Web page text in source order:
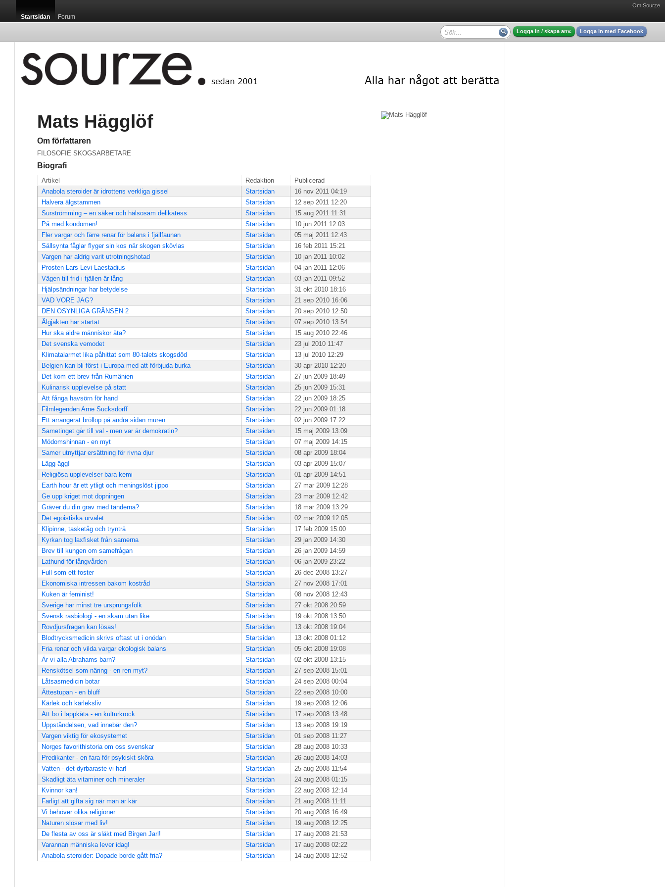
Om Sourze
Startsidan Forum
Logga in / skapa anv. Logga in med Facebook
Mats Hägglöf
Om författaren
FILOSOFIE SKOGSARBETARE
Biografi
Artikel Redaktion
Publicerad
Anabola steroider är idrottens verkliga gissel
Startsidan
16 nov 2011 04:19
Halvera älgstammen
Startsidan
12 sep 2011 12:20
Surströmming – en säker och hälsosam delikatess
Startsidan
15 aug 2011 11:31
På med kondomen!
Startsidan
10 jun 2011 12:03
Fler vargar och färre renar för balans i fjällfaunan
Startsidan
05 maj 2011 12:43
Sällsynta fåglar flyger sin kos när skogen skövlas
Startsidan
16 feb 2011 15:21
Vargen har aldrig varit utrotningshotad
Startsidan
10 jan 2011 10:02
Prosten Lars Levi Laestadius
Startsidan
04 jan 2011 12:06
Vägen till frid i fjällen är lång
Startsidan
03 jan 2011 09:52
Hjälpsändningar har betydelse
Startsidan
31 okt 2010 18:16
VAD VORE JAG?
Startsidan
21 sep 2010 16:06
DEN OSYNLIGA GRÄNSEN 2
Startsidan
20 sep 2010 12:50
Älgjakten har startat
Startsidan
07 sep 2010 13:54
Hur ska äldre människor äta?
Startsidan
15 aug 2010 22:46
Det svenska vemodet
Startsidan
23 jul 2010 11:47
Klimatalarmet lika påhittat som 80-talets skogsdöd
Startsidan
13 jul 2010 12:29
Belgien kan bli först i Europa med att förbjuda burka
Startsidan
30 apr 2010 12:20
Det kom ett brev från Rumänien
Startsidan
27 jun 2009 18:49
Kulinarisk upplevelse på statt
Startsidan
25 jun 2009 15:31
Att fånga havsörn för hand
Startsidan
22 jun 2009 18:25
Filmlegenden Arne Sucksdorff
Startsidan
22 jun 2009 01:18
Ett arrangerat bröllop på andra sidan muren
Startsidan
02 jun 2009 17:22
Sametinget går till val - men var är demokratin?
Startsidan
15 maj 2009 13:09
Mödomshinnan - en myt
Startsidan
07 maj 2009 14:15
Samer utnyttjar ersättning för rivna djur
Startsidan
08 apr 2009 18:04
Lägg ägg!
Startsidan
03 apr 2009 15:07
Religiösa upplevelser bara kemi
Startsidan
01 apr 2009 14:51
Earth hour är ett ytligt och meningslöst jippo
Startsidan
27 mar 2009 12:28
Ge upp kriget mot dopningen
Startsidan
23 mar 2009 12:42
Gräver du din grav med tänderna?
Startsidan
18 mar 2009 13:29
Det egoistiska urvalet
Startsidan
02 mar 2009 12:05
Klipinne, tasketåg och trynträ
Startsidan
17 feb 2009 15:00
Kyrkan tog laxfisket från samerna
Startsidan
29 jan 2009 14:30
Brev till kungen om samefrågan
Startsidan
26 jan 2009 14:59
Lathund för långvården
Startsidan
06 jan 2009 23:22
Full som ett foster
Startsidan
26 dec 2008 13:27
Ekonomiska intressen bakom kostråd
Startsidan
27 nov 2008 17:01
Kuken är feminist!
Startsidan
08 nov 2008 12:43
Sverige har minst tre ursprungsfolk
Startsidan
27 okt 2008 20:59
Svensk rasbiologi - en skam utan like
Startsidan
19 okt 2008 13:50
Rovdjursfrågan kan lösas!
Startsidan
13 okt 2008 19:04
Blodtrycksmedicin skrivs oftast ut i onödan
Startsidan
13 okt 2008 01:12
Fria renar och vilda vargar ekologisk balans
Startsidan
05 okt 2008 19:08
Är vi alla Abrahams barn?
Startsidan
02 okt 2008 13:15
Renskötsel som näring - en ren myt?
Startsidan
27 sep 2008 15:01
Låtsasmedicin botar
Startsidan
24 sep 2008 00:04
Ättestupan - en bluff
Startsidan
22 sep 2008 10:00
Kärlek och kärleksliv
Startsidan
19 sep 2008 12:06
Att bo i lappkåta - en kulturkrock
Startsidan
17 sep 2008 13:48
Uppståndelsen, vad innebär den?
Startsidan
13 sep 2008 19:19
Vargen viktig för ekosystemet
Startsidan
01 sep 2008 11:27
Norges favorithistoria om oss svenskar
Startsidan
28 aug 2008 10:33
Predikanter - en fara för psykiskt sköra
Startsidan
26 aug 2008 14:03
Vatten - det dyrbaraste vi har!
Startsidan
25 aug 2008 11:54
Skadligt äta vitaminer och mineraler
Startsidan
24 aug 2008 01:15
Kvinnor kan!
Startsidan
22 aug 2008 12:14
Farligt att gifta sig när man är kär
Startsidan
21 aug 2008 11:11
Vi behöver olika religioner
Startsidan
20 aug 2008 16:49
Naturen slösar med liv!
Startsidan
19 aug 2008 12:25
De flesta av oss är släkt med Birgen Jarl!
Startsidan
17 aug 2008 21:53
Varannan människa lever idag!
Startsidan
17 aug 2008 02:22
Anabola steroider: Dopade borde gått fria?
Startsidan 14 aug 2008 12:52